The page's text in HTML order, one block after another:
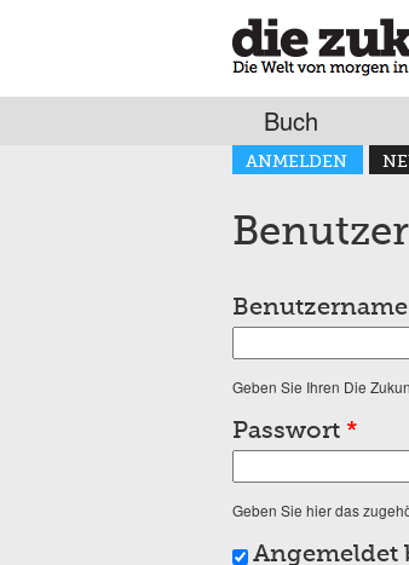
Buch
Haupt-
ANMELDEN
(AKTIVER REITER)
Benutzername
Geben Sie Ihren Die
Passwort *
Geben Sie hier das
Angemeldet